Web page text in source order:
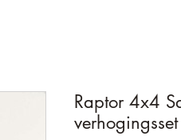
Raptor 4x4